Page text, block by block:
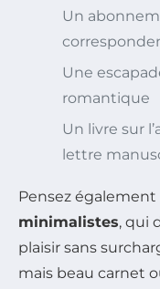
Un
Une
romantique
Un livre sur
lettre
Pensez également
minimalistes, qui
plaisir sans
mais beau carnet